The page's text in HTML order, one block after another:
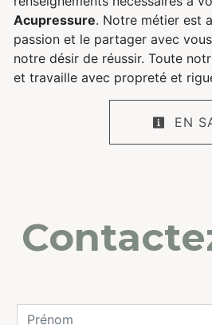
Acupressure. Notre métier est
passion et le partager avec
notre désir de réussir. Toute
et travaille avec propreté et
EN